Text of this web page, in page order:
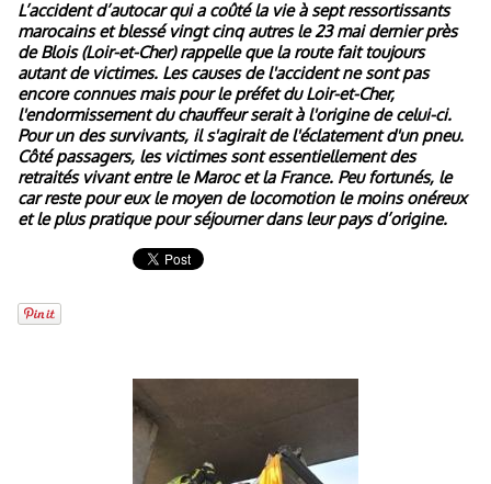
L’accident d’autocar qui a coûté la vie à sept ressortissants
marocains et blessé vingt cinq autres le 23 mai dernier près
de Blois (Loir-et-Cher) rappelle que la route fait toujours
autant de victimes. Les causes de l'accident ne sont pas
encore connues mais pour le préfet du Loir-et-Cher,
l'endormissement du chauffeur serait à l'origine de celui-ci.
Pour un des survivants, il s'agirait de l'éclatement d'un pneu.
Côté passagers, les victimes sont essentiellement des
retraités vivant entre le Maroc et la France. Peu fortunés, le
car reste pour eux le moyen de locomotion le moins onéreux
et le plus pratique pour séjourner dans leur pays d’origine.